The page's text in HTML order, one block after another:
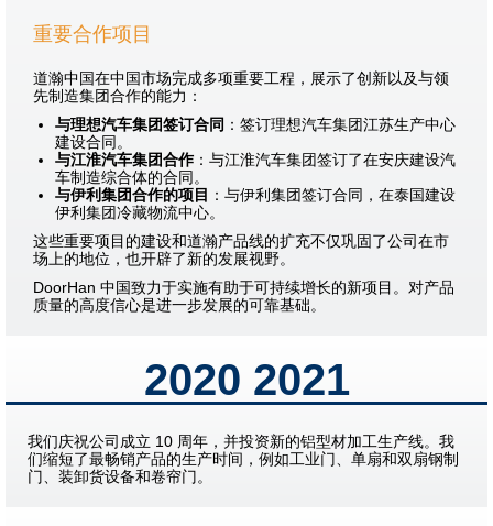
重要合作项目
道瀚中国在中国市场完成多项重要工程，展示了创新以及与领
先制造集团合作的能力：
与理想汽车集团签订合同 ：签订理想汽车集团江苏生产中心
建设合同。
与江淮汽车集团合作 ：与江淮汽车集团签订了在安庆建设汽
车制造综合体的合同。
与伊利集团合作的项目 ：与伊利集团签订合同，在泰国建设
伊利集团冷藏物流中心。
这些重要项目的建设和道瀚产品线的扩充不仅巩固了公司在市
场上的地位，也开辟了新的发展视野。
DoorHan 中国致力于实施有助于可持续增长的新项目。对产品
质量的高度信心是进一步发展的可靠基础。
2020 2021
我们庆祝公司成立 10 周年，并投资新的铝型材加工生产线。我
们缩短了最畅销产品的生产时间，例如工业门、单扇和双扇钢制
门、装卸货设备和卷帘门。